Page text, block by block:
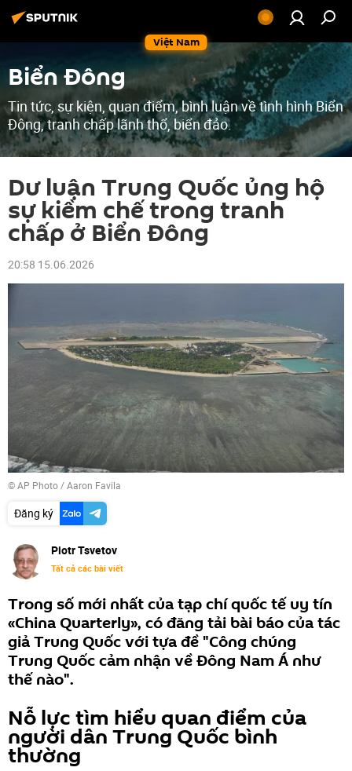
Việt Nam
Biển Đông
Tin tức, sự kiện, quan điểm, bình luận về tình hình Biển
Đông, tranh chấp lãnh thổ, biển đảo.
Dư luận Trung Quốc ủng hộ
sự kiềm chế trong tranh
chấp ở Biển Đông
20:58 15.06.2026
© AP Photo / Aaron Favila
Đăng ký
Piotr Tsvetov
Tất cả các bài viết
Trong số mới nhất của tạp chí quốc tế uy tín
«China Quarterly», có đăng tải bài báo của tác
giả Trung Quốc với tựa đề "Công chúng
Trung Quốc cảm nhận về Đông Nam Á như
thế nào".
Nỗ lực tìm hiểu quan điểm của
người dân Trung Quốc bình
thường